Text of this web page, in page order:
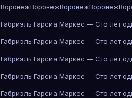
ВоронежВоронежВоронежВоронеж
Габриэль Гарсиа Маркес — Сто лет
Габриэль Гарсиа Маркес — Сто лет
Габриэль Гарсиа Маркес — Сто лет
Габриэль Гарсиа Маркес — Сто лет
Габриэль Гарсиа Маркес — Сто лет